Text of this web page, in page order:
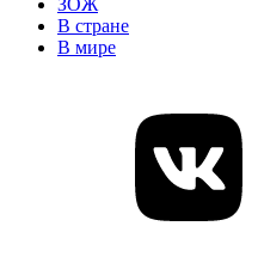
ЗОЖ
В стране
В мире